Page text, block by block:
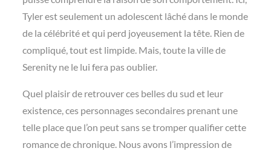
Tyler est seulement un adolescent lâché dans le monde
de la célébrité et qui perd joyeusement la tête. Rien de
compliqué, tout est limpide. Mais, toute la ville de
Serenity ne le lui fera pas oublier.
Quel plaisir de retrouver ces belles du sud et leur
existence, ces personnages secondaires prenant une
telle place que l’on peut sans se tromper qualifier cette
romance de chronique. Nous avons l’impression de